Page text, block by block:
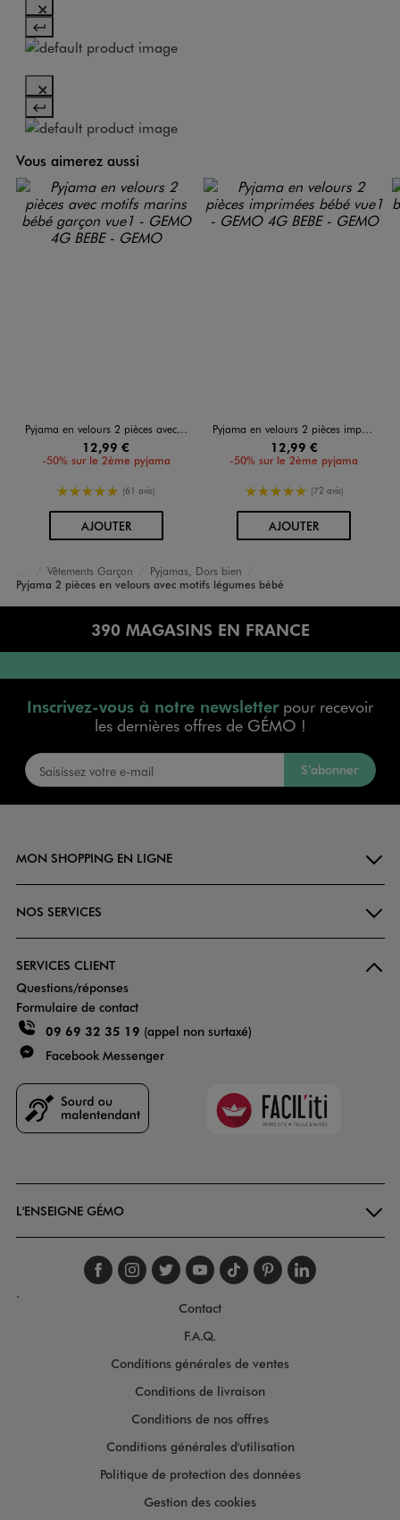
Vous aimerez aussi
Pyjama en velours 2 pièces avec motifs marins bébé garçon
12,99 €
-50% sur le 2ème pyjama
5/5 de moyenne
(61 avis)
AJOUTERAU PANIER
Pyjama en velours 2 pièces imprimées bébé
12,99 €
-50% sur le 2ème pyjama
5/5 de moyenne
(72 avis)
AJOUTERAU PANIER
Accueil
Bébé
Vêtements Garçon
Pyjamas, Dors bien
Pyjama 2 pièces en velours avec motifs légumes bébé
390 MAGASINS EN FRANCE
Inscrivez-vous à notre newsletterpour recevoir
les dernières offres de GÉMO !
S’abonner
MON SHOPPING EN LIGNE
NOS SERVICES
SERVICES CLIENT
Questions/réponses
Formulaire de contact
09 69 32 35 19 (appel non surtaxé)
Facebook Messenger
Faciliti
L'ENSEIGNE GÉMO
Suivez-nous sur
Suivez-nous sur
Suivez-nous sur
Suivez-nous
Suivez-nous
Suivez-
.
Contact
F.A.Q.
Conditions générales de ventes
Conditions de livraison
Conditions de nos offres
Conditions générales d'utilisation
Politique de protection des données
Gestion des cookies